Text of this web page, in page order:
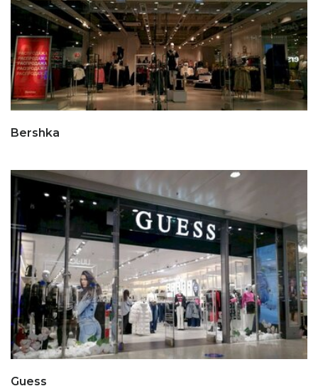
Bershka
Guess